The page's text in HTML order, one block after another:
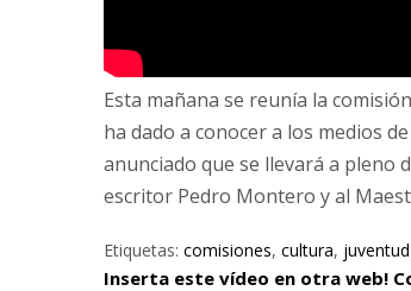
Esta mañana se reunía la
ha dado a conocer a los medios
anunciado que se llevará a pleno
escritor Pedro Montero y al
Etiquetas: comisiones, cultura, juventud
Inserta este vídeo en otra web!